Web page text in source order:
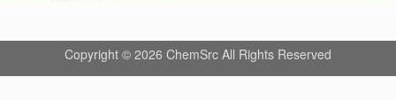
Copyright © 2026 ChemSrc All Rights Reserved